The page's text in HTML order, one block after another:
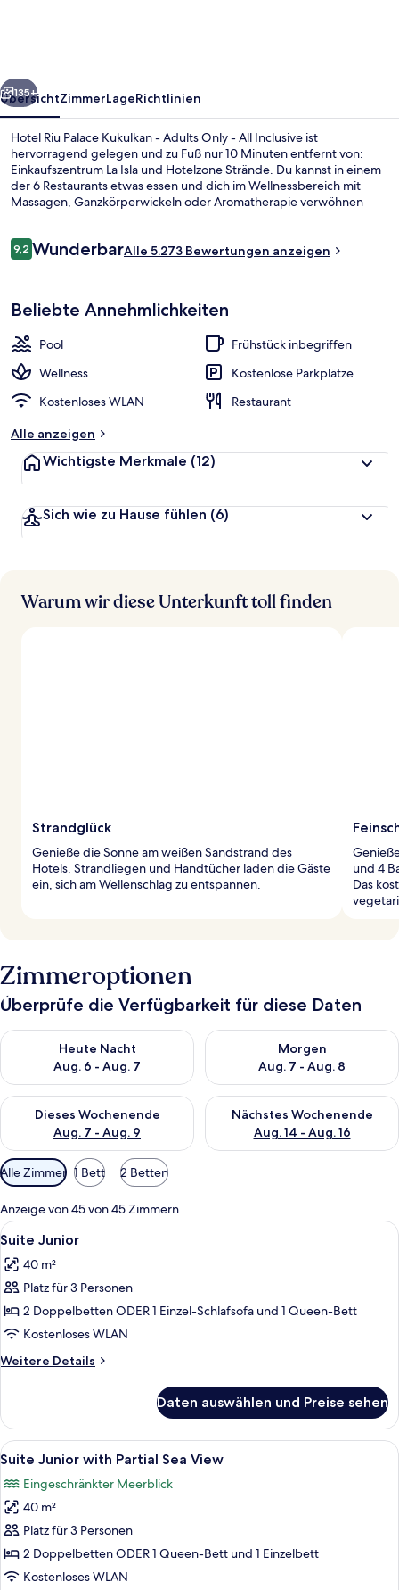
Only
-
All
Inclusive
Weiter
135+
ÜbersichtZimmerLageRichtlinien
Hotel Riu Palace Kukulkan - Adults Only - All Inclusive ist
hervorragend gelegen und zu Fuß nur 10 Minuten entfernt von:
Einkaufszentrum La Isla und Hotelzone Strände. Du kannst in einem
der 6 Restaurants etwas essen und dich im Wellnessbereich mit
Massagen, Ganzkörperwickeln oder Aromatherapie verwöhnen
Anderen Reisenden gefallen der Pool und das hilfsbereite Personal
Bewertungen
9,29,2 von 10.
WunderbarAlle 5.273 Bewertungen anzeigen
Beliebte Annehmlichkeiten
Pool
Frühstück inbegriffen
Wellness
Kostenlose Parkplätze
Kostenloses WLAN
Restaurant
Alle anzeigen
Wichtigste Merkmale (12)
Sich wie zu Hause fühlen (6)
Warum wir diese Unterkunft toll finden
Strandglück
Genieße die Sonne am weißen Sandstrand des
Hotels. Strandliegen und Handtücher laden die Gäste
ein, sich am Wellenschlag zu entspannen.
und 4
Das
Zimmeroptionen
Überprüfe die Verfügbarkeit für diese Daten
Heute Nacht
Aug. 6 - Aug. 7
Überprüfe die Verfügbarkeit für heute Nacht, Aug. 6 - Aug. 7.
Morgen
Aug. 7 - Aug. 8
Überprüfe die Verfügbarkeit
Dieses Wochenende
Aug. 7 - Aug. 9
Überprüfe die Verfügbarkeit für dieses Wochenende, Aug. 7
Nächstes Wochenende
Aug. 14 - Aug. 16
Überprüfe die Verfügbarkeit
Verfügbare
Filter
für
Zimmer
Alle Zimmer 1 Bett 2 Betten
Anzeige von 45 von 45 Zimmern
Alle
Fotos
für
Suite
Junior
anzeigen
Minibar, Zimmersafe, Schreibtisch,
6
Suite Junior
40 m²
Platz für 3 Personen
2 Doppelbetten ODER 1 Einzel-Schlafsofa und 1 Queen-Bett
Kostenloses WLAN
Weitere Details
Weitere
Junior
Daten auswählen und Preise sehen
Alle
Fotos
für
Suite
Junior
with
Partial
Minibar, Zimmersafe, Schreibtisch,
7
Suite Junior with Partial Sea View
Eingeschränkter Meerblick
40 m²
Platz für 3 Personen
2 Doppelbetten ODER 1 Queen-Bett und 1 Einzelbett
Kostenloses WLAN